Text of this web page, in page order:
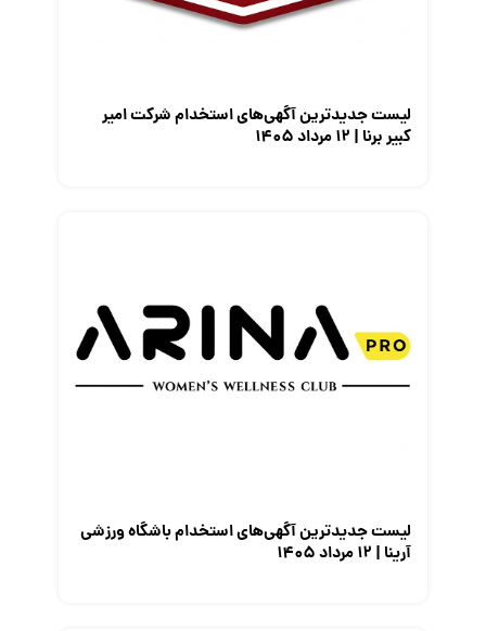
لیست جدیدترین آگهی‌های استخدام شرکت امیر
کبیر برنا | ۱۲ مرداد ۱۴۰۵
لیست جدیدترین آگهی‌های استخدام باشگاه ورزشی
آرینا | ۱۲ مرداد ۱۴۰۵